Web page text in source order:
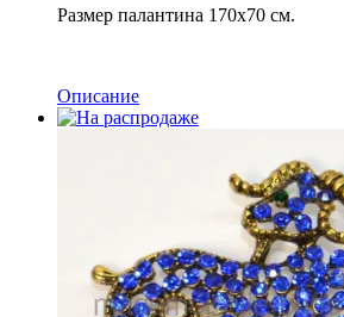
Размер палантина 170х70 см.
Описание